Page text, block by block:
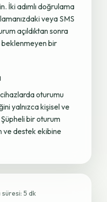
İki adımlı doğrulama
veya SMS
açıldıktan sonra
bir
oturumu
yalnızca kişisel ve
Şüpheli bir oturum
ve destek ekibine
5 dk